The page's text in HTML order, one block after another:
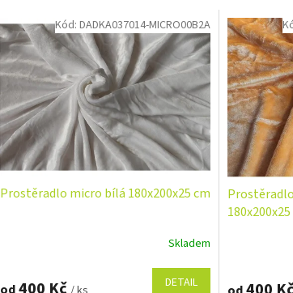
Prostěradlo micro bílá 180x200x25 cm
Skladem
DETAIL
Kód: DADKA037014-MICRO00B2A